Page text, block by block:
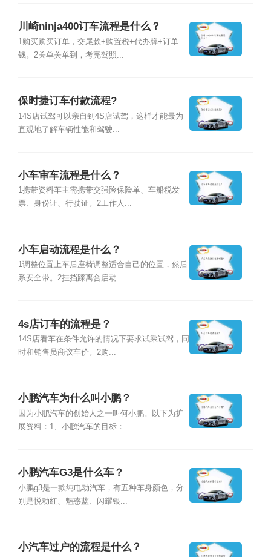
川崎ninja400订车流程是什么？
1购买购买订单，交尾款+购置税+代办牌+订单
钱。2关单关单到，考完驾照...
保时捷订车付款流程?
14S店试驾可以亲自到4S店试驾，这样才能最为
直观地了解车辆性能和驾驶...
小车审车流程是什么？
1携带资料车主需携带交强险保险单、车船税发
票、身份证、行驶证。2工作人...
小车启动流程是什么？
1调整位置上车后座椅调整适合自己的位置，然后
系安全带。2挂挡踩离合启动...
4s店订车的流程是？
14S店看车在条件允许的情况下要求试乘试驾，同
时和销售员商议车价。2购...
小鹏汽车为什么叫小鹏？
因为小鹏汽车的创始人之一叫何小鹏。以下为扩
展资料：1、小鹏汽车的目标：...
小鹏汽车G3是什么车？
小鹏g3是一款纯电动汽车，有五种车身颜色，分
别是悦动红、魅惑蓝、闪耀银...
小汽车过户的流程是什么？